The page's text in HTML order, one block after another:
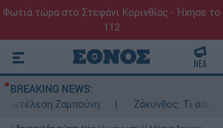
Φωτιά τώρα στο Στεφάνι Κορινθίας - Ήχησε το
112
BREAKING NEWS:
Ζαμπούνη
Ζάκυνθος: Τι